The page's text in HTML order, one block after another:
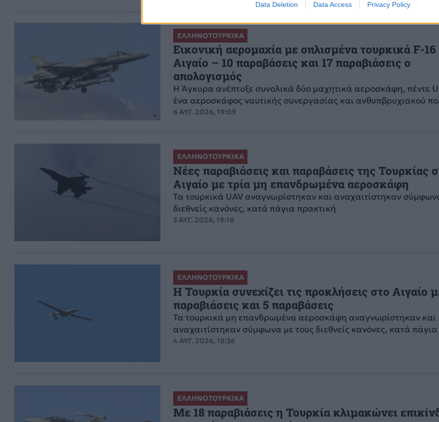
Data Deletion Data Access Privacy Policy
ΕΛΛΗΝΟΤΟΥΡΚΙΚΑ
Εικονική αερομαχία με οπλισμένα τουρκικά F-16
Αιγαίο – 10 παραβάσεις και 17 παραβιάσεις ο
απολογισμός
Η Άγκυρα ανέπτυξε συνολικά δύο μαχητικά αεροσκάφη, πέντε
ένα αεροσκάφος ναυτικής συνεργασίας και ανθυπβρυχιακού
6 ΑΥΓ. 2026, 19:09
ΕΛΛΗΝΟΤΟΥΡΚΙΚΑ
Νέες παραβιάσεις και παραβάσεις της Τουρκίας
Αιγαίο με τρία μη επανδρωμένα αεροσκάφη
Τα τουρκικά UAV αναγνωρίστηκαν και αναχαιτίστηκαν
διεθνείς κανόνες, κατά πάγια πρακτική
5 ΑΥΓ. 2026, 19:16
ΕΛΛΗΝΟΤΟΥΡΚΙΚΑ
Η Τουρκία συνεχίζει τις προκλήσεις στο Αιγαίο
παραβιάσεις και 5 παραβάσεις
Τα τουρκικά μη επανδρωμένα αεροσκάφη αναγνωρίστηκαν και
αναχαιτίστηκαν σύμφωνα με τους διεθνείς κανόνες, κατά
4 ΑΥΓ. 2026, 18:36
ΕΛΛΗΝΟΤΟΥΡΚΙΚΑ
Με 18 παραβιάσεις η Τουρκία κλιμακώνει